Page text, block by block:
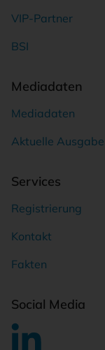
VIP-Partner
BSI
Mediadaten
Mediadaten
Aktuelle
Services
Registrierung
Kontakt
Fakten
Social Media